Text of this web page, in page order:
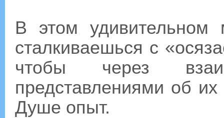
В этом
сталкиваешься с
чтобы через
представлениями об
Душе опыт.